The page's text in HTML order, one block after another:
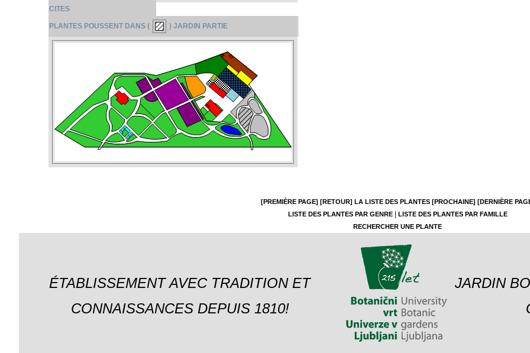
CITES
PLANTES POUSSENT DANS ( ) JARDIN PARTIE
[PREMIÈRE PAGE] [RETOUR] LA LISTE DES PLANTES [PROCHAINE] [DERNIÈRE
LISTE DES PLANTES PAR GENRE|
LISTE DES PLANTES PAR FAMILLE
RECHERCHER UNE PLANTE
ÉTABLISSEMENT AVEC TRADITION ET
CONNAISSANCES DEPUIS 1810!
JARDIN